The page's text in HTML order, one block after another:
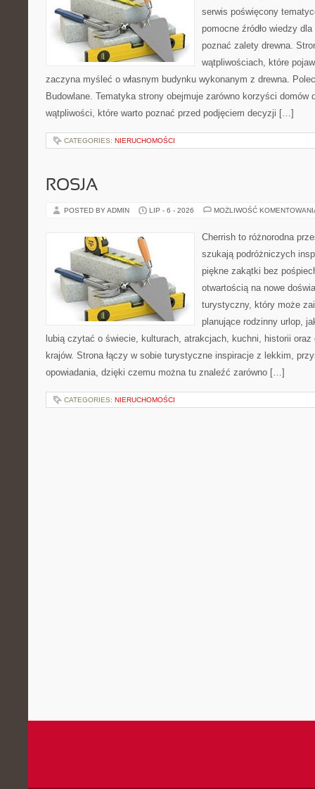
serwis poświęcony
pomocne źródło wiedzy
poznać zalety drewna.
wątpliwościach, które
zaczyna myśleć o własnym budynku wykonanym z drewna.
Budowlane. Tematyka strony obejmuje zarówno korzyści domów
wątpliwości, które warto poznać przed podjęciem decyzji […]
CATEGORIES: NIERUCHOMOŚCI
ROSJA
POSTED BY ADMIN LIP - 6 - 2026 MOŻLIWOŚĆ
Cherrish to różnorodna
szukają podróżniczych
piękne zakątki bez
otwartością na nowe
turystyczny, który może
planujące rodzinny urlop,
lubią czytać o świecie, kulturach, atrakcjach, kuchni, historii
krajów. Strona łączy w sobie turystyczne inspiracje z lekkim,
opowiadania, dzięki czemu można tu znaleźć zarówno […]
CATEGORIES: NIERUCHOMOŚCI